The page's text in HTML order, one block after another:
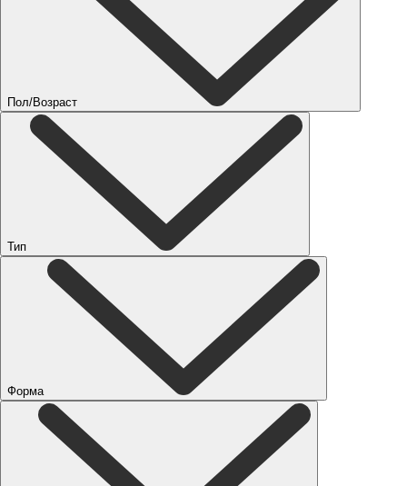
Пол/Возраст
Тип
Форма